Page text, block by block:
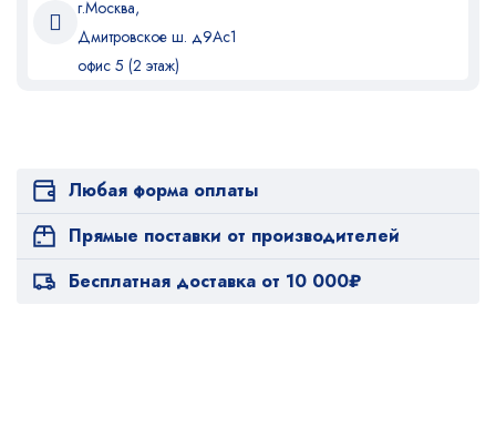
г.Москва,
Дмитровское ш. д9Ас1
офис 5 (2 этаж)
Любая форма оплаты
Прямые поставки от производителей
Бесплатная доставка от 10 000₽